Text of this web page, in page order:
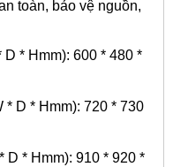
toàn, bảo vệ nguồn,
* Hmm): 600 * 480 *
D * Hmm): 720 * 730
D * Hmm): 910 * 920 *